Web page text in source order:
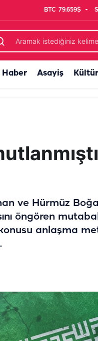
BTC 79.659$
Haber Asayiş
ve Hürmüz
öngören
anlaşma
noktasına geldi"